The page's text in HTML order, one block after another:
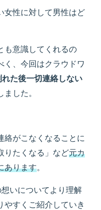
女性に対して男性はど
も意識してくれるの
く、今回はクラウドワ
れた後一切連絡しない
した。
絡がこなくなることに
りたくなる」など元カ
あります。
いについてより理解
やすくご紹介していき